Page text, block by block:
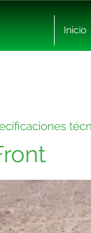
Inicio